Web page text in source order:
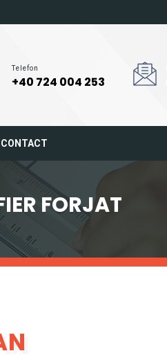
Telefon
+40 724 004 253
CONTACT
FORJAT